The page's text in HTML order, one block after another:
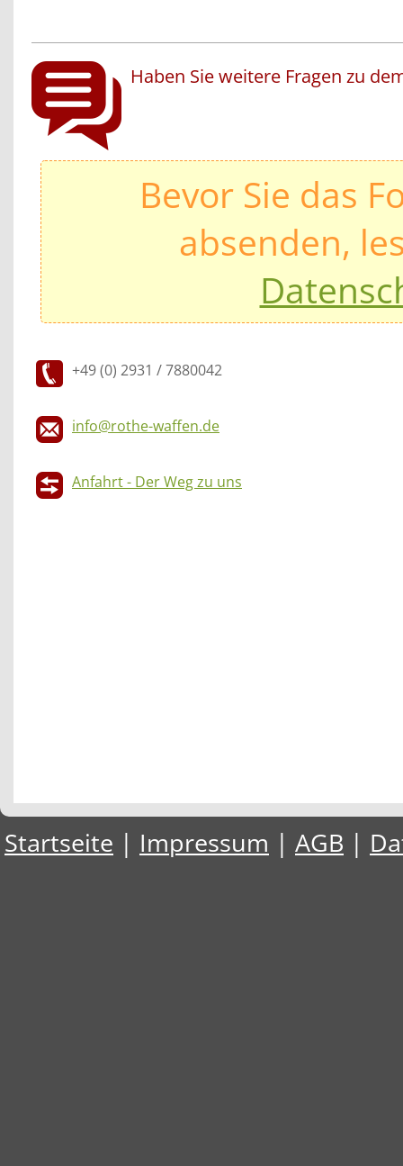
Haben Sie weitere Fragen zu
Bevor Sie das
absenden,
+49 (0) 2931 / 7880042
info@rothe-waffen.de
Anfahrt - Der Weg zu uns
Startseite | Impressum | AGB |